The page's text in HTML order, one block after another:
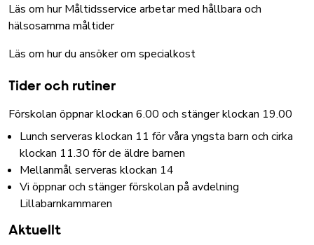
Läs om hur Måltidsservice arbetar med hållbara och
hälsosamma måltider
Läs om hur du ansöker om specialkost
Tider och rutiner
Förskolan öppnar klockan 6.00 och stänger klockan 19.00
Lunch serveras klockan 11 för våra yngsta barn och cirka
klockan 11.30 för de äldre barnen
Mellanmål serveras klockan 14
Vi öppnar och stänger förskolan på avdelning
Lillabarnkammaren
Aktuellt